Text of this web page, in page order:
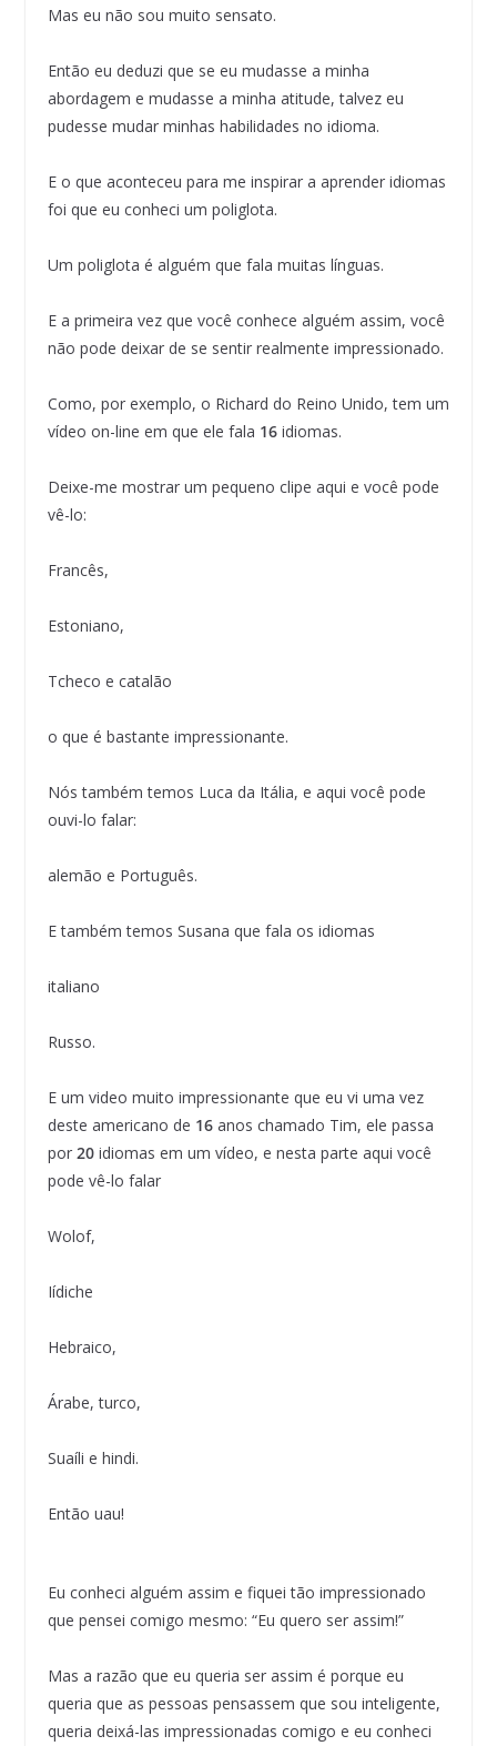
Mas eu não sou muito sensato.
Então eu deduzi que se eu mudasse a minha
abordagem e mudasse a minha atitude, talvez eu
pudesse mudar minhas habilidades no idioma.
E o que aconteceu para me inspirar a aprender idiomas
foi que eu conheci um poliglota.
Um poliglota é alguém que fala muitas línguas.
E a primeira vez que você conhece alguém assim, você
não pode deixar de se sentir realmente impressionado.
Como, por exemplo, o Richard do Reino Unido, tem um
vídeo on-line em que ele fala 16idiomas.
Deixe-me mostrar um pequeno clipe aqui e você pode
vê-lo:
Francês,
Estoniano,
Tcheco e catalão
o que é bastante impressionante.
Nós também temos Luca da Itália, e aqui você pode
ouvi-lo falar:
alemão e Português.
E também temos Susana que fala os idiomas
italiano
Russo.
E um video muito impressionante que eu vi uma vez
deste americano de 16anos chamado Tim, ele passa
por 20idiomas em um vídeo, e nesta parte aqui você
pode vê-lo falar
Wolof,
Iídiche
Hebraico,
Árabe, turco,
Suaíli e hindi.
Então uau!
Eu conheci alguém assim e fiquei tão impressionado
que pensei comigo mesmo: “Eu quero ser assim!”
Mas a razão que eu queria ser assim é porque eu
queria que as pessoas pensassem que sou inteligente,
queria deixá-las impressionadas comigo e eu conheci